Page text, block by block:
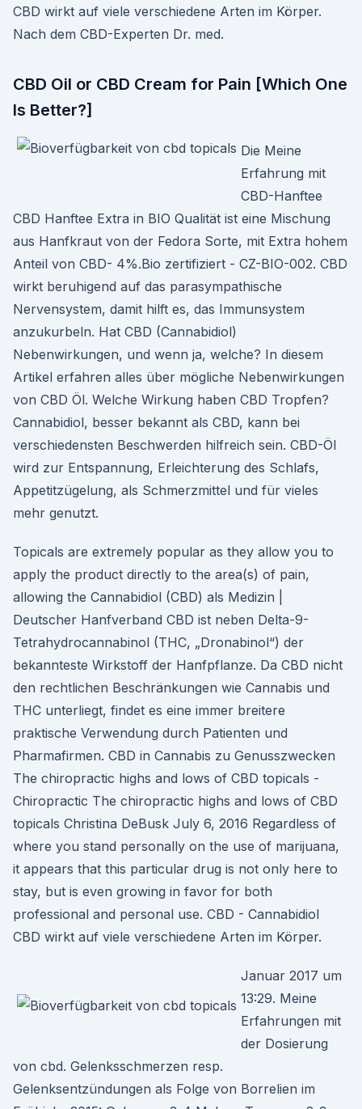
CBD wirkt auf viele verschiedene Arten im Körper.
Nach dem CBD-Experten Dr. med.
CBD Oil or CBD Cream for Pain [Which One
Is Better?]
Die Meine
Erfahrung mit
CBD-Hanftee
CBD Hanftee Extra in BIO Qualität ist eine Mischung
aus Hanfkraut von der Fedora Sorte, mit Extra hohem
Anteil von CBD- 4%.Bio zertifiziert - CZ-BIO-002. CBD
wirkt beruhigend auf das parasympathische
Nervensystem, damit hilft es, das Immunsystem
anzukurbeln. Hat CBD (Cannabidiol)
Nebenwirkungen, und wenn ja, welche? In diesem
Artikel erfahren alles über mögliche Nebenwirkungen
von CBD Öl. Welche Wirkung haben CBD Tropfen?
Cannabidiol, besser bekannt als CBD, kann bei
verschiedensten Beschwerden hilfreich sein. CBD-Öl
wird zur Entspannung, Erleichterung des Schlafs,
Appetitzügelung, als Schmerzmittel und für vieles
mehr genutzt.
Topicals are extremely popular as they allow you to
apply the product directly to the area(s) of pain,
allowing the Cannabidiol (CBD) als Medizin |
Deutscher Hanfverband CBD ist neben Delta-9-
Tetrahydrocannabinol (THC, „Dronabinol“) der
bekannteste Wirkstoff der Hanfpflanze. Da CBD nicht
den rechtlichen Beschränkungen wie Cannabis und
THC unterliegt, findet es eine immer breitere
praktische Verwendung durch Patienten und
Pharmafirmen. CBD in Cannabis zu Genusszwecken
The chiropractic highs and lows of CBD topicals -
Chiropractic The chiropractic highs and lows of CBD
topicals Christina DeBusk July 6, 2016 Regardless of
where you stand personally on the use of marijuana,
it appears that this particular drug is not only here to
stay, but is even growing in favor for both
professional and personal use. CBD - Cannabidiol
CBD wirkt auf viele verschiedene Arten im Körper.
Januar 2017 um
13:29. Meine
Erfahrungen mit
der Dosierung
von cbd. Gelenksschmerzen resp.
Gelenksentzündungen als Folge von Borrelien im